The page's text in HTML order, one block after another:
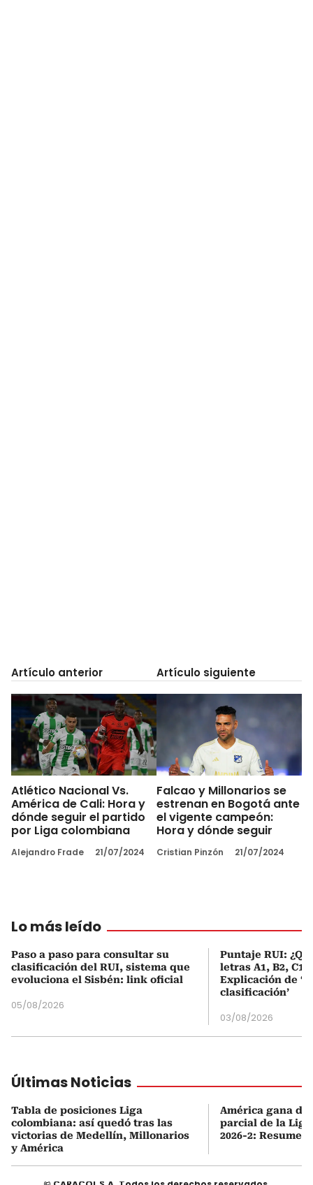
Artículo anterior
Atlético Nacional Vs.
América de Cali: Hora y
dónde seguir el partido
por Liga colombiana
Alejandro Frade 21/07/2024
Artículo siguiente
Falcao y Millonarios se
estrenan en Bogotá ante
el vigente campeón:
Hora y dónde seguir
Cristian Pinzón 21/07/2024
Lo más leído
Paso a paso para consultar su
clasificación del RUI, sistema que
evoluciona el Sisbén: link oficial
05/08/2026
Puntaje RUI:
letras A1, B2, C1
Explicación de
clasificación’
03/08/2026
Últimas Noticias
Tabla de posiciones Liga
colombiana: así quedó tras las
victorias de Medellín, Millonarios
y América
América gana
parcial de la
2026-2: